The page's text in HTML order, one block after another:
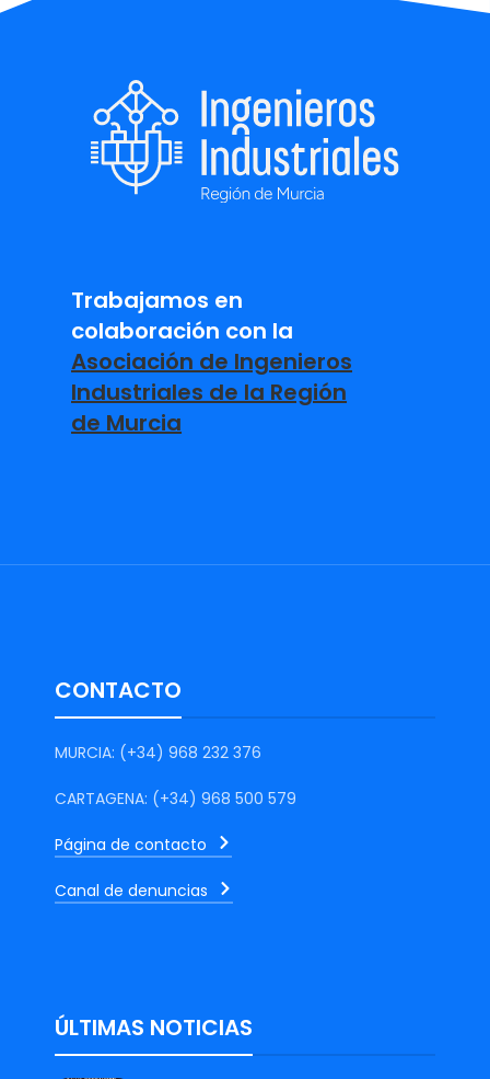
Trabajamos en
colaboración con la
Asociación de Ingenieros
Industriales de la Región
de Murcia
CONTACTO
MURCIA: (+34) 968 232 376
CARTAGENA: (+34) 968 500 579
Página de contacto
Canal de denuncias
ÚLTIMAS NOTICIAS